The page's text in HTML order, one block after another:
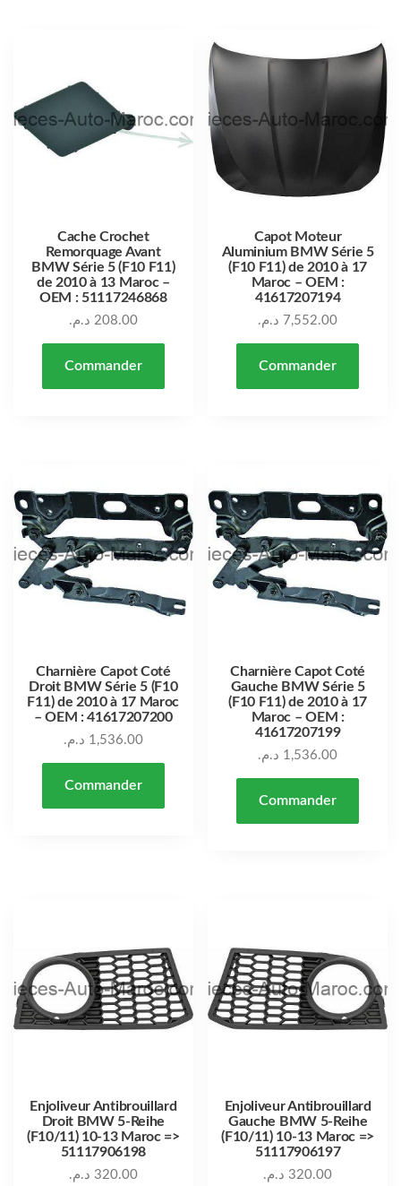
Cache Crochet
Remorquage Avant
BMW Série 5 (F10 F11)
de 2010 à 13 Maroc –
OEM : 51117246868
208.00 د.م.
Commander
Capot Moteur
Aluminium BMW Série 5
(F10 F11) de 2010 à 17
Maroc – OEM :
41617207194
7,552.00 د.م.
Commander
Charnière Capot Coté
Droit BMW Série 5 (F10
F11) de 2010 à 17 Maroc
– OEM : 41617207200
1,536.00 د.م.
Commander
Charnière Capot Coté
Gauche BMW Série 5
(F10 F11) de 2010 à 17
Maroc – OEM :
41617207199
1,536.00 د.م.
Commander
Enjoliveur Antibrouillard
Droit BMW 5-Reihe
(F10/11) 10-13 Maroc =>
51117906198
320.00 د.م.
Enjoliveur Antibrouillard
Gauche BMW 5-Reihe
(F10/11) 10-13 Maroc =>
51117906197
320.00 د.م.